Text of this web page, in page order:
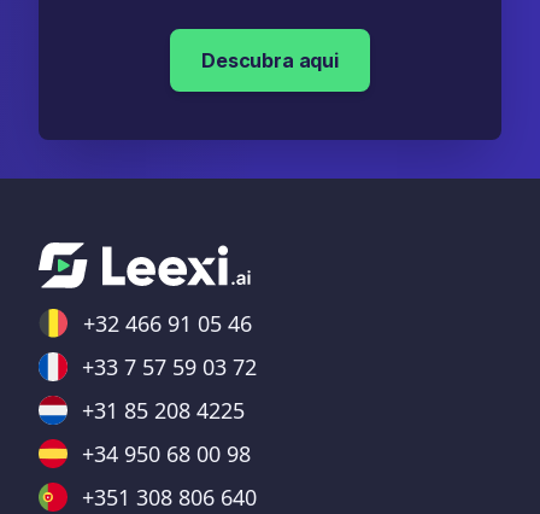
Descubra aqui
+32 466 91 05 46
+33 7 57 59 03 72
+31 85 208 4225
+34 950 68 00 98
+351 308 806 640